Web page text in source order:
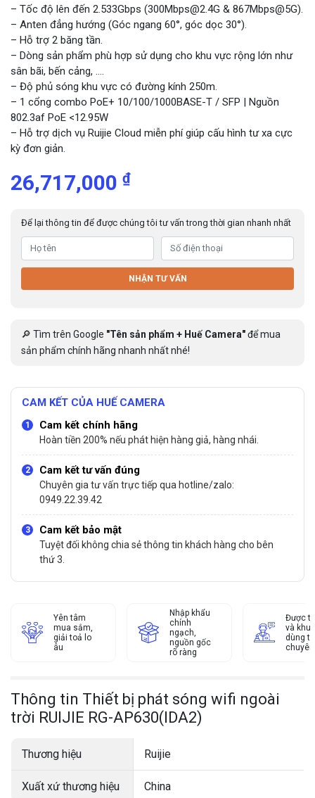
– Tốc độ lên đến 2.533Gbps (300Mbps@2.4G & 867Mbps@5G).
– Anten đẳng hướng (Góc ngang 60°, góc dọc 30°).
– Hỗ trợ 2 băng tần.
– Dòng sản phẩm phù hợp sử dụng cho khu vực rộng lớn như
sân bãi, bến cảng, ….
– Độ phủ sóng khu vực có đường kính 250m.
– 1 cổng combo PoE+ 10/100/1000BASE-T / SFP | Nguồn
802.3af PoE <12.95W
– Hỗ trợ dịch vụ Ruijie Cloud miễn phí giúp cấu hình tư xa cực
kỳ đơn giản.
26,717,000 ₫
Để lại thông tin để được chúng tôi tư vấn trong thời gian nhanh nhất
NHẬN TƯ VẤN
🔎 Tìm trên Google "Tên sản phẩm + Huế Camera"để mua
sản phẩm chính hãng nhanh nhất nhé!
CAM KẾT CỦA HUẾ CAMERA
Cam kết chính hãng
Hoàn tiền 200% nếu phát hiện hàng giả, hàng nhái.
Cam kết tư vấn đúng
Chuyên gia tư vấn trực tiếp qua hotline/zalo:
0949.22.39.42
Cam kết bảo mật
Tuyệt đối không chia sẻ thông tin khách hàng cho bên
thứ 3.
Yên tâm
mua sắm,
giải toả lo
âu
Nhập khẩu
chính
ngạch,
nguồn gốc
rõ ràng
Được
và
dùng từ
Thông tin Thiết bị phát sóng wifi ngoài
trời RUIJIE RG-AP630(IDA2)
Thương hiệu Ruijie
Xuất xứ thương hiệu China